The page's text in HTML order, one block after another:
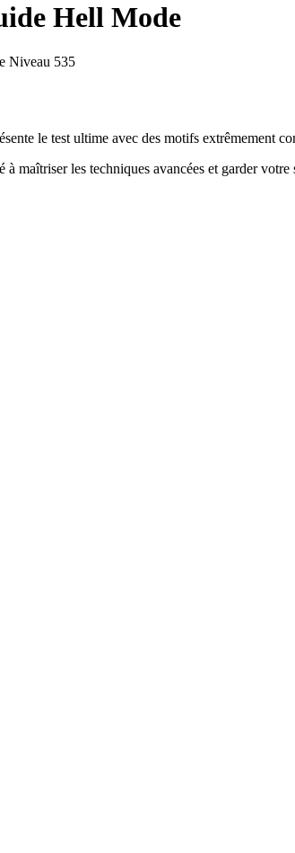
Hell Mode
Niveau 535
le test ultime avec des motifs extrêmement
à maîtriser les techniques avancées et garder